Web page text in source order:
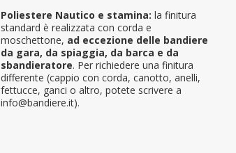
Poliestere Nautico e stamina: la finitura
standard è realizzata con corda e
moschettone, ad eccezione delle bandiere
da gara, da spiaggia, da barca e da
sbandieratore. Per richiedere una finitura
differente (cappio con corda, canotto, anelli,
fettucce, ganci o altro, potete scrivere a
info@bandiere.it).